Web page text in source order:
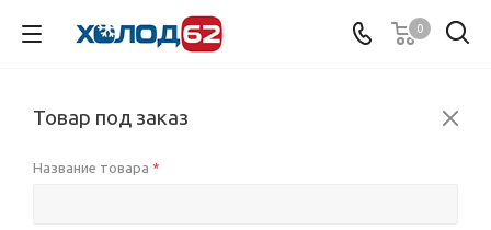
0
Товар под заказ
Название товара *